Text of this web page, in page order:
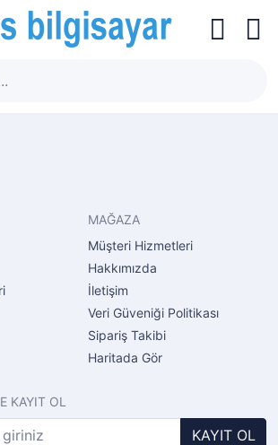
MAĞAZA
Müşteri Hizmetleri
Hakkımızda
İletişim
Veri Güveniği Politikası
Sipariş Takibi
Haritada Gör
KAYIT OL
KAYIT OL